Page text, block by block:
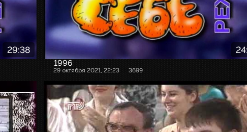
29:38
1996
29 октября 2021, 22:23 3699